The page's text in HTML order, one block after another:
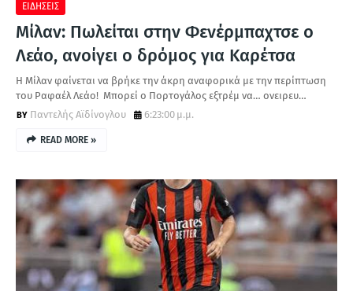
ΕΙΔΗΣΕΙΣ
Μίλαν: Πωλείται στην Φενέρμπαχτσε ο
Λεάο, ανοίγει ο δρόμος για Καρέτσα
Η Μίλαν φαίνεται να βρήκε την άκρη αναφορικά με την περίπτωση
του Ραφαέλ Λεάο! Μπορεί ο Πορτογάλος εξτρέμ να… ονειρευ…
Παντελής Αϊδίνογλου
6:23:00 μ.μ.
READ MORE »